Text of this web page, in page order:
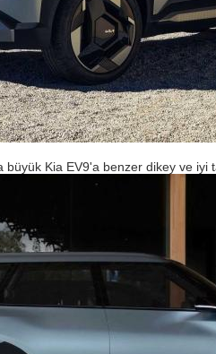
Kia EV9'a benzer dikey ve iyi